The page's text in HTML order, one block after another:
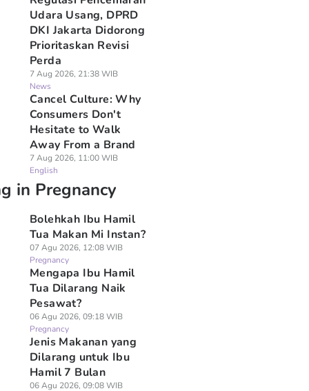
Udara Usang, DPRD
DKI Jakarta Didorong
Prioritaskan Revisi
Perda
7 Aug 2026, 21:38 WIB
News
Cancel Culture: Why
Consumers Don't
Hesitate to Walk
Away From a Brand
7 Aug 2026, 11:00 WIB
English
in Pregnancy
Bolehkah Ibu Hamil
Tua Makan Mi Instan?
07 Agu 2026, 12:08 WIB
Pregnancy
Mengapa Ibu Hamil
Tua Dilarang Naik
Pesawat?
06 Agu 2026, 09:18 WIB
Pregnancy
Jenis Makanan yang
Dilarang untuk Ibu
Hamil 7 Bulan
06 Agu 2026, 09:08 WIB